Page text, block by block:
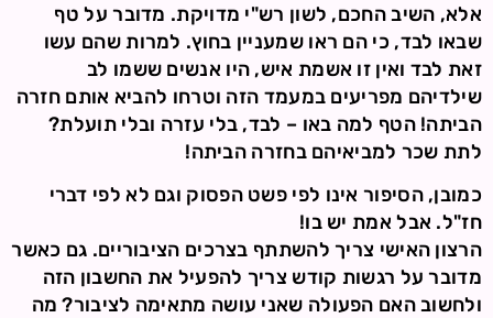
אלא, השיב החכם, לשון רש"י מדויקת. מדובר על טף
שבאו לבד, כי הם ראו שמעניין בחוץ. למרות שהם עשו
זאת לבד ואין זו אשמת איש, היו אנשים ששמו לב
שילדיהם מפריעים במעמד הזה וטרחו להביא אותם חזרה
הביתה! הטף למה באו – לבד, בלי עזרה ובלי תועלת?
לתת שכר למביאיהם בחזרה הביתה!
כמובן, הסיפור אינו לפי פשט הפסוק וגם לא לפי דברי
חז"ל. אבל אמת יש בו!
הרצון האישי צריך להשתתף בצרכים הציבוריים. גם כאשר
מדובר על רגשות קודש צריך להפעיל את החשבון הזה
ולחשוב האם הפעולה שאני עושה מתאימה לציבור? מה